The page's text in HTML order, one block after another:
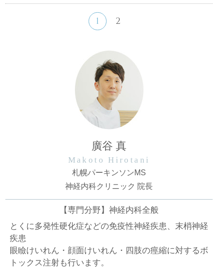
1 2
廣谷 真
Makoto Hirotani
札幌パーキンソンMS
神経内科クリニック 院長
【専門分野】神経内科全般
とくに多発性硬化症などの免疫性神経疾患、末梢神経
疾患
眼瞼けいれん・顔面けいれん・四肢の痙縮に対するボ
トックス注射も行います。